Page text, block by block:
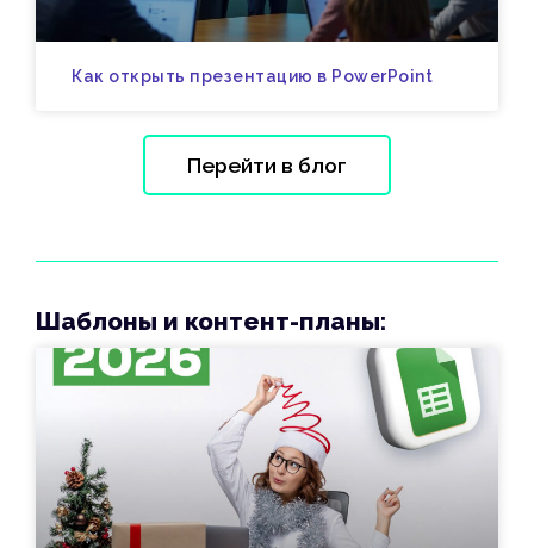
Как открыть презентацию в PowerPoint
Перейти в блог
Шаблоны и контент-планы: